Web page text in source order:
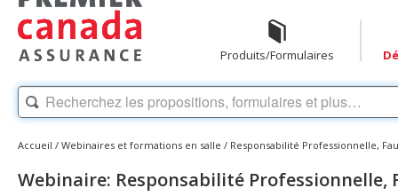
Produits/Formulaires
Accueil / Webinaires et formations en salle / Responsabilité Professionnelle,
Webinaire: Responsabilité Professionnelle,